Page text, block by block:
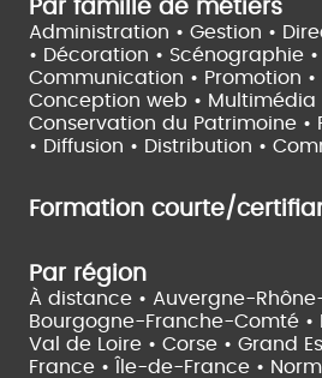
Par famille de métiers
Administration • Gestion •
• Décoration • Scénographie •
Communication • Promotion •
Conception web • Multimédia
Conservation du Patrimoine •
• Diffusion • Distribution •
Formation courte/
Par région
À distance • Auvergne-
Bourgogne-Franche-Comté •
Val de Loire • Corse • Grand
France •
Île-de-France •